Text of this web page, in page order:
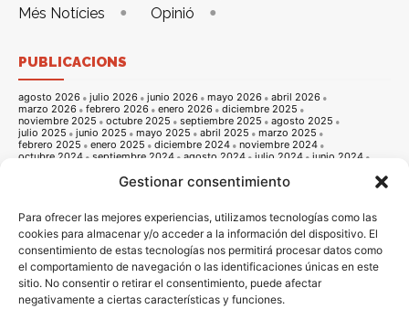
Gestionar consentimiento
Para ofrecer las mejores experiencias, utilizamos tecnologías como las
cookies para almacenar y/o acceder a la información del dispositivo. El
consentimiento de estas tecnologías nos permitirá procesar datos como
el comportamiento de navegación o las identificaciones únicas en este
sitio. No consentir o retirar el consentimiento, puede afectar
negativamente a ciertas características y funciones.
Més Notícies
Opinió
PUBLICACIONS
agosto 2026 julio 2026 junio 2026 mayo 2026
abril 2026
marzo 2026
febrero 2026 enero 2026
diciembre 2025
noviembre 2025
octubre 2025 septiembre 2025
agosto 2025
julio 2025
junio 2025 mayo 2025 abril 2025
marzo 2025
febrero 2025
enero 2025 diciembre 2024
noviembre 2024
octubre 2024
septiembre 2024 agosto 2024 julio 2024
junio 2024
noviembre 2023 octubre 2023
septiembre 2023
julio 2023 junio 2023 mayo 2023
abril 2023
noviembre 2022
octubre 2022 septiembre 2022
agosto 2022
julio 2022
junio 2022 mayo 2022 abril 2022
marzo 2022
febrero 2022
enero 2022 diciembre 2021
noviembre 2021
octubre 2021
septiembre 2021 agosto 2021 julio 2021
junio 2021
mayo 2021
abril 2021 marzo 2021 febrero 2021
enero 2021
diciembre 2020
noviembre 2020 octubre 2020
septiembre 2020
agosto 2020
julio 2020 junio 2020 mayo 2020
abril 2020
marzo 2020
febrero 2020 enero 2020 diciembre 2019
octubre 2019
agosto 2019